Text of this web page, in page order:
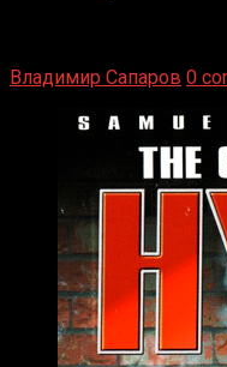
Владимир Сапаров 0